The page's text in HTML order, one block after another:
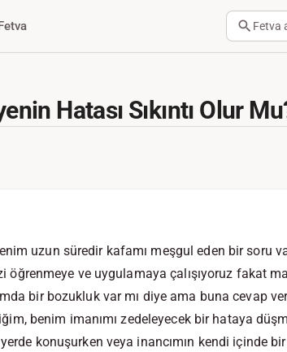
Fetva
Hatası Sıkıntı Olur
uzun süredir kafamı meşgul eden bir soru
ve uygulamaya çalışıyoruz fakat
bir bozukluk var mı diye ama buna cevap
benim imanımı zedeleyecek bir hataya
konuşurken veya inancımın kendi içinde